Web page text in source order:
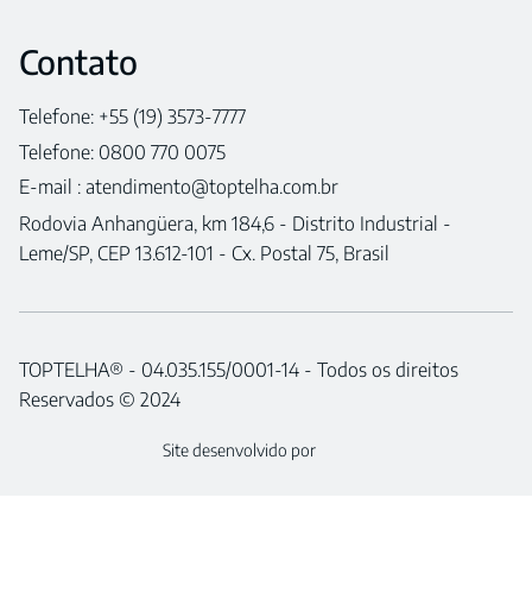
Contato
Telefone: +55 (19) 3573-7777
Telefone: 0800 770 0075
E-mail : atendimento@toptelha.com.br
Rodovia Anhangüera, km 184,6 - Distrito Industrial -
Leme/SP, CEP 13.612-101 - Cx. Postal 75, Brasil
TOPTELHA® - 04.035.155/0001-14 - Todos os direitos
Reservados © 2024
Site desenvolvido por